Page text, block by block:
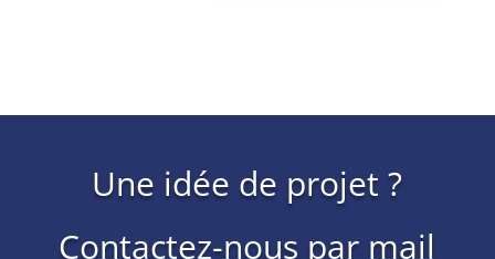
Une idée de projet ?
Contactez-nous par mail